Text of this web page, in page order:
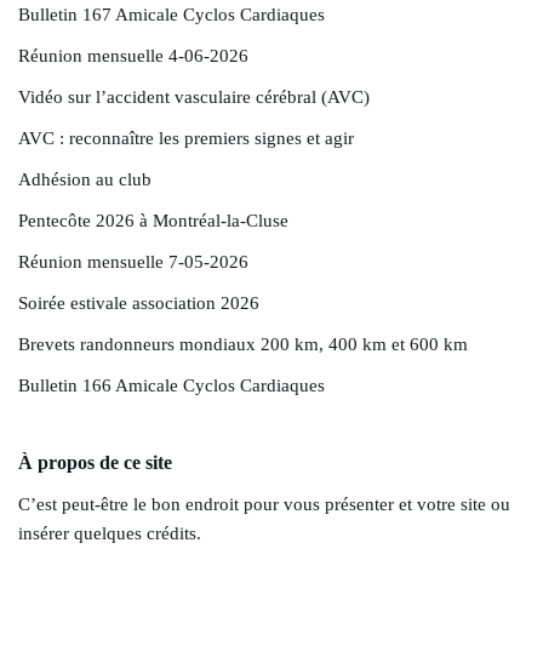
Bulletin 167 Amicale Cyclos Cardiaques
Réunion mensuelle 4-06-2026
Vidéo sur l’accident vasculaire cérébral (AVC)
AVC : reconnaître les premiers signes et agir
Adhésion au club
Pentecôte 2026 à Montréal-la-Cluse
Réunion mensuelle 7-05-2026
Soirée estivale association 2026
Brevets randonneurs mondiaux 200 km, 400 km et 600 km
Bulletin 166 Amicale Cyclos Cardiaques
À propos de ce site
C’est peut-être le bon endroit pour vous présenter et votre site ou
insérer quelques crédits.